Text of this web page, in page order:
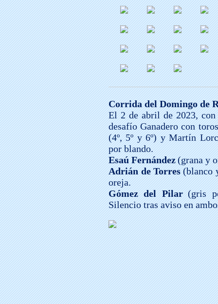
Corrida del Domingo de
El 2 de abril de 2023,
desafío Ganadero con
(4º, 5º y 6º) y Martín
por blando.
Esaú Fernández(grana y
Adrián de Torres (blanco
oreja.
Gómez del Pilar (gris
Silencio tras aviso en